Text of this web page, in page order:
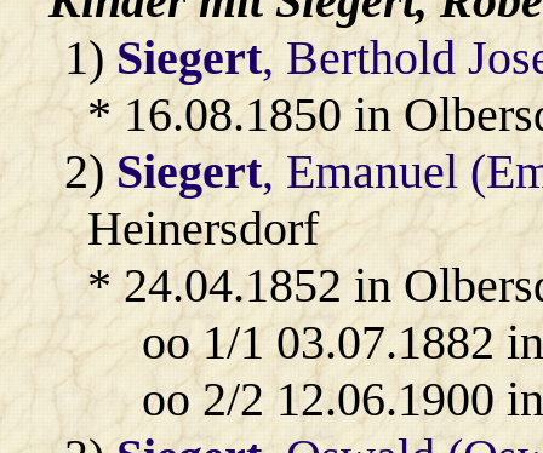
1)Siegert, Berthold
* 16.08.1850 in
2)Siegert, Emanuel
Heinersdorf
* 24.04.1852 in
oo 1/1 03.07.1882
oo 2/2 12.06.1900